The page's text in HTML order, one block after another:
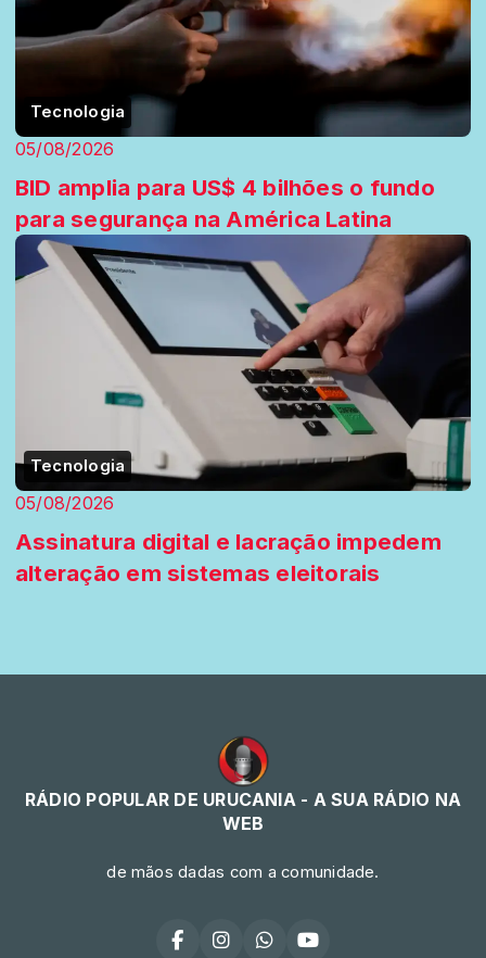
Tecnologia
05/08/2026
BID amplia para US$ 4 bilhões o fundo
para segurança na América Latina
Tecnologia
05/08/2026
Assinatura digital e lacração impedem
alteração em sistemas eleitorais
RÁDIO POPULAR DE URUCANIA - A SUA RÁDIO NA
WEB
de mãos dadas com a comunidade.